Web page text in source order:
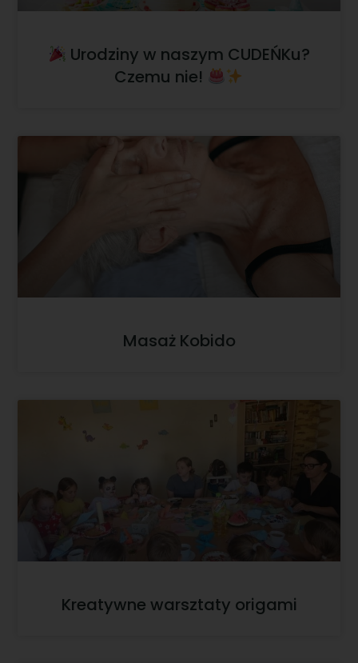
Urodziny w naszym CUDEŃKu?
Czemu nie!
Masaż Kobido
Kreatywne warsztaty origami